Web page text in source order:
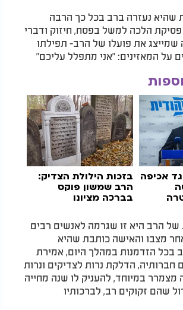
שהיא נעזרה ברב בכל כך הרבה
הלכה למשל בפסח, חיזוק ודברי
שמייצג את פועלו של הרב- תפילתו
על המאזינים: "אני מתפלל עליכם"
אכיפה
בזכות הילולת הצדיק:
הרב שמשון פוקס
בברכה מציונו
של הרב היא זו שגרמה לאנשים רבים
מצבו והאישה כותבת שהיא
בכל הזדמנות במהלך היום, אמירת
חברותיה, הדלקת נרות לצדיקים ונרות
מצמרר במיוחד, להעניק לו שנה מחייה
שהם זקוקים רב, לברכותיו